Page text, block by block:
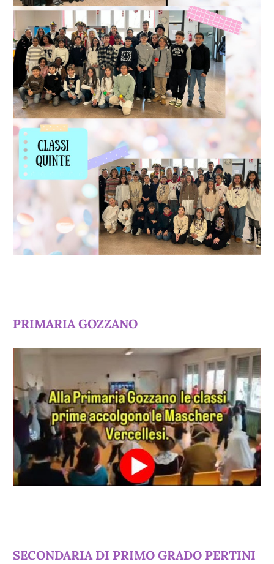
PRIMARIA GOZZANO
SECONDARIA DI PRIMO GRADO PERTINI